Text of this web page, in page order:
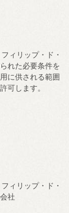
ィリップ・ド・
れた必要条件を
に供される範囲
可します。
ィリップ・ド・
社